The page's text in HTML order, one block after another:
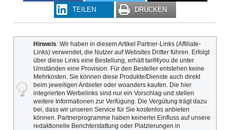
TEILEN DRUCKEN
Hinweis: Wir haben in diesem Artikel Partner-Links (Affiliate-
Links) verwendet, die Nutzer auf Websites Dritter führen. Erfolgt
über diese Links eine Bestellung, erhält tarif4you.de unter
Umständen eine Provision. Für den Besteller entstehen keine
Mehrkosten. Sie können diese Produkte/Dienste auch direkt
beim jeweiligen Anbieter oder woanders kaufen. Die hier
integrierten Werbelinks sind nur ein Vorschlag und stellen
weitere Informationen zur Verfügung. Die Vergütung trägt dazu
bei, dass wir unseren Service für Sie kostenlos anbieten
können. Partnerprogramme haben keinerlei Einfluss auf unsere
redaktionelle Berichterstattung oder Platzierungen in